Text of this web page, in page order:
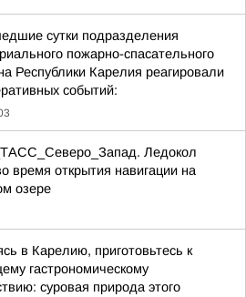
сутки подразделения
пожарно-спасательного
Республики Карелия реагировали
событий:
Ледокол
время открытия навигации на
озере
в Карелию, приготовьтесь к
гастрономическому
суровая природа этого